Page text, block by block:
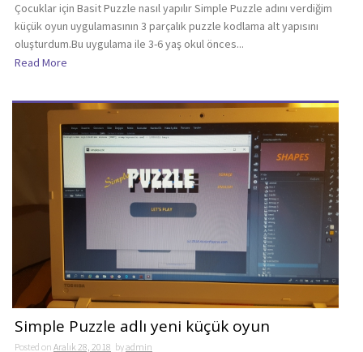
Çocuklar için Basit Puzzle nasıl yapılır Simple Puzzle adını verdiğim
küçük oyun uygulamasının 3 parçalık puzzle kodlama alt yapısını
oluşturdum.Bu uygulama ile 3-6 yaş okul önces...
Read More
Simple Puzzle adlı yeni küçük oyun
Posted on Aralık 28, 2018 byadmin